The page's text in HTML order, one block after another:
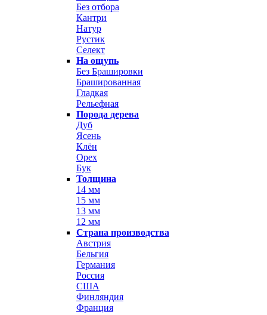
Без отбора
Кантри
Натур
Рустик
Селект
На ощупь
Без Брашировки
Брашированная
Гладкая
Рельефная
Порода дерева
Дуб
Ясень
Клён
Орех
Бук
Толщина
14 мм
15 мм
13 мм
12 мм
Страна производства
Австрия
Бельгия
Германия
Россия
США
Финляндия
Франция